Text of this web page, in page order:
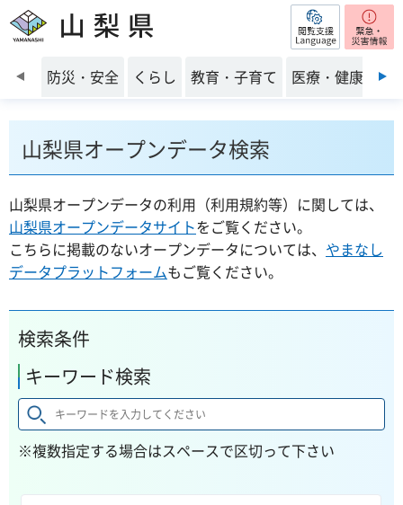
山梨県 閲覧支援
前のスライドを表示
防災・安全 くらし 教育・子育て 医療・健康・福
山梨県オープンデータ検索
山梨県オープンデータの利用（利用規約等）に関しては、
山梨県オープンデータサイトをご覧ください。
こちらに掲載のないオープンデータについては、 やまなし
データプラットフォームもご覧ください。
検索条件
キーワード検索
※複数指定する場合はスペースで区切って下さい